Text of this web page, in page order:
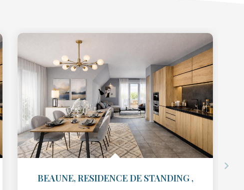
BEAUNE, RESIDENCE DE STANDING ,